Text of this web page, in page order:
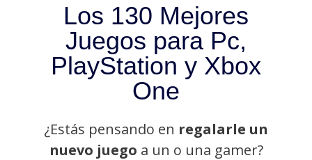
Los 130 Mejores
Juegos para Pc,
PlayStation y Xbox
One
¿Estás pensando en regalarle un
nuevo juego a un o una gamer?